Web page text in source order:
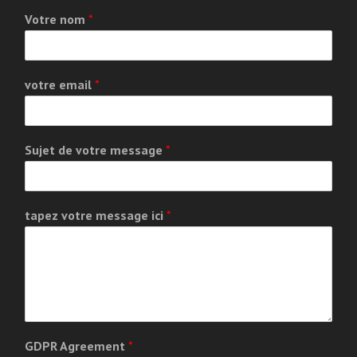
Votre nom *
votre email *
Sujet de votre message *
tapez votre message ici *
GDPR Agreement *